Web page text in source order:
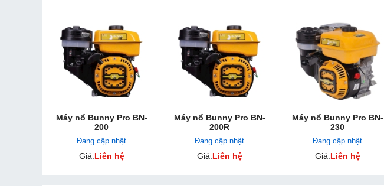
Máy nổ Bunny Pro BN-
200
Đang cập nhật
Giá:Liên hệ
Máy nổ Bunny Pro BN-
200R
Đang cập nhật
Giá:Liên hệ
Máy nổ Bunny Pro BN-
230
Đang cập nhật
Giá:Liên hệ